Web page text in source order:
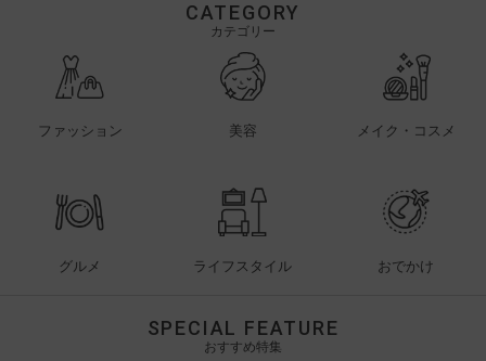
CATEGORY
カテゴリー
ファッション 美容 メイク・コスメ
グルメ ライフスタイル おでかけ
SPECIAL FEATURE
おすすめ特集